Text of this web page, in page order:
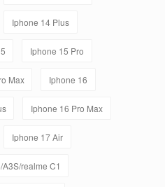
Iphone 14 Plus
Iphone 15 Pro
Max Iphone 16
Iphone 16 Pro Max
Iphone 17 Air
realme C1